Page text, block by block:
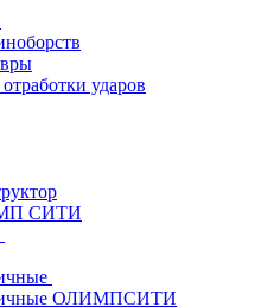
ударов
СИТИ
ОЛИМПСИТИ